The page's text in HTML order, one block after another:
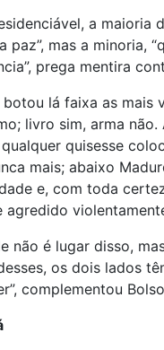
a maioria
paz”, mas a minoria,
prega mentira
botou lá faixa as mais
livro sim, arma não.
quisesse
mais; abaixo
e, com toda
agredido
não é lugar disso,
os dois lados
complementou